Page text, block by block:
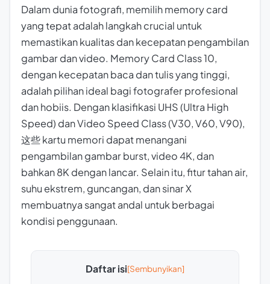
Dalam dunia fotografi, memilih memory card
yang tepat adalah langkah crucial untuk
memastikan kualitas dan kecepatan pengambilan
gambar dan video. Memory Card Class 10,
dengan kecepatan baca dan tulis yang tinggi,
adalah pilihan ideal bagi fotografer profesional
dan hobiis. Dengan klasifikasi UHS (Ultra High
Speed) dan Video Speed Class (V30, V60, V90),
这些 kartu memori dapat menangani
pengambilan gambar burst, video 4K, dan
bahkan 8K dengan lancar. Selain itu, fitur tahan air,
suhu ekstrem, guncangan, dan sinar X
membuatnya sangat andal untuk berbagai
kondisi penggunaan.
Daftar isi